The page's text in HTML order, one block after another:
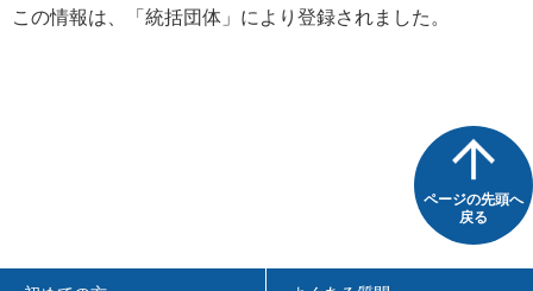
この情報は、「統括団体」により登録されました。
ページの先頭へ
戻る